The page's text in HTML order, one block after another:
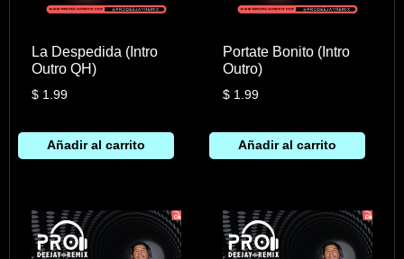
La Despedida (Intro
Outro QH)
$1.99
Añadir al carrito
Portate Bonito (Intro
Outro)
$ 1.99
Añadir al carrito